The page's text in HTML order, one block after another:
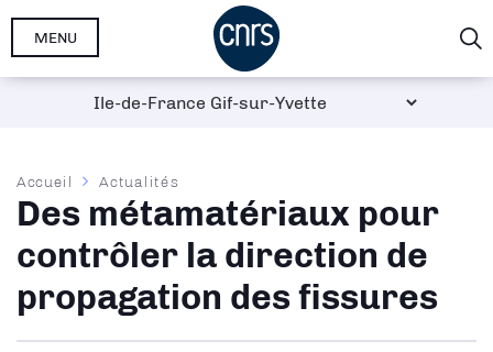
Aller
MENU
Fil
d'Ariane
Accueil Actualités
Des métamatériaux pour
contrôler la direction de
propagation des fissures